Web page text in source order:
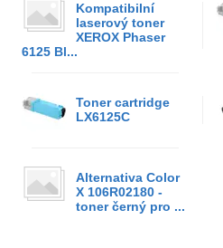
Kompatibilní
laserový toner
XEROX Phaser
6125 Bl...
Toner cartridge
LX6125C
Alternativa Color
X 106R02180 -
toner černý pro ...